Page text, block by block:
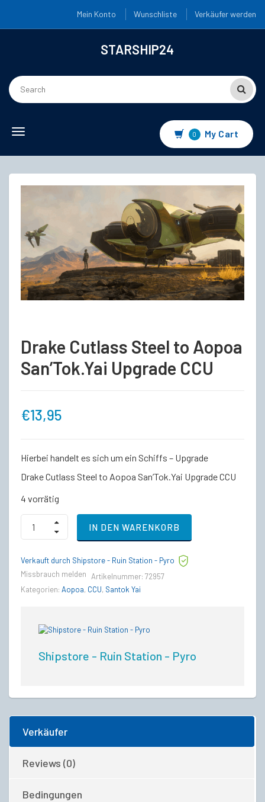
Mein Konto Wunschliste Verkäufer werden
STARSHIP24
Toggle
0 My Cart
Drake Cutlass Steel to Aopoa
San’Tok.Yai Upgrade CCU
€13,95
Hierbei handelt es sich um ein Schiffs – Upgrade
Drake Cutlass Steel to Aopoa San’Tok.Yai Upgrade CCU
4 vorrätig
Drake
Cutlass
Steel
Aopoa
San'Tok.Yai
CCU
IN DEN WARENKORB
Verkauft durch Shipstore - Ruin Station - Pyro
Missbrauch melden
Artikelnummer: 72957
Kategorien: Aopoa, CCU, Santok Yai
Shipstore - Ruin Station - Pyro
Verkäufer
Reviews (0)
Bedingungen